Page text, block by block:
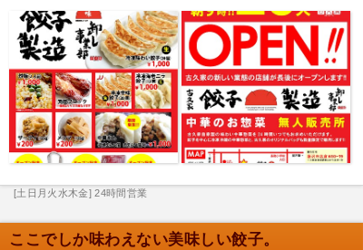
[土日月火水木金] 24時間営業
ここでしか味わえない美味しい餃子。